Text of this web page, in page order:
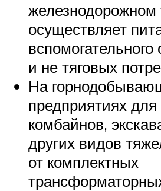
железнодорожном
осуществляет
и не тяговых
На
предприятиях
комбайнов,
других видов
от комплектных